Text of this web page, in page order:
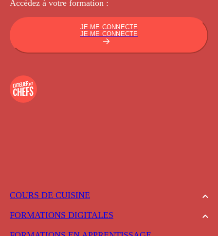
COURS DE CUISINE
FORMATIONS DIGITALES
Accédez à votre formation :
JE ME CONNECTE
JE ME CONNECTE